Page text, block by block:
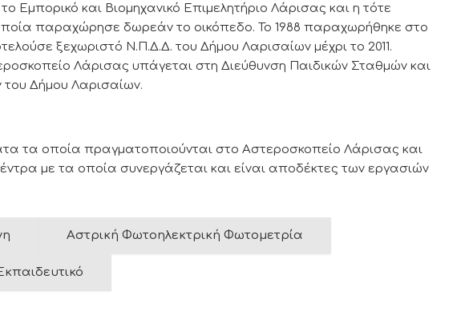
Εμπορικό και Βιομηχανικό Επιμελητήριο Λάρισας και η τότε
οποία παραχώρησε δωρεάν το οικόπεδο. Το 1988 παραχωρήθηκε στο
ξεχωριστό Ν.Π.Δ.Δ. του Δήμου Λαρισαίων μέχρι το 2011.
Λάρισας υπάγεται στη Διεύθυνση Παιδικών Σταθμών και
Δήμου Λαρισαίων.
τα οποία πραγματοποιούνται στο Αστεροσκοπείο Λάρισας και
με τα οποία συνεργάζεται και είναι αποδέκτες των εργασιών
Αστρική Φωτοηλεκτρική Φωτομετρία